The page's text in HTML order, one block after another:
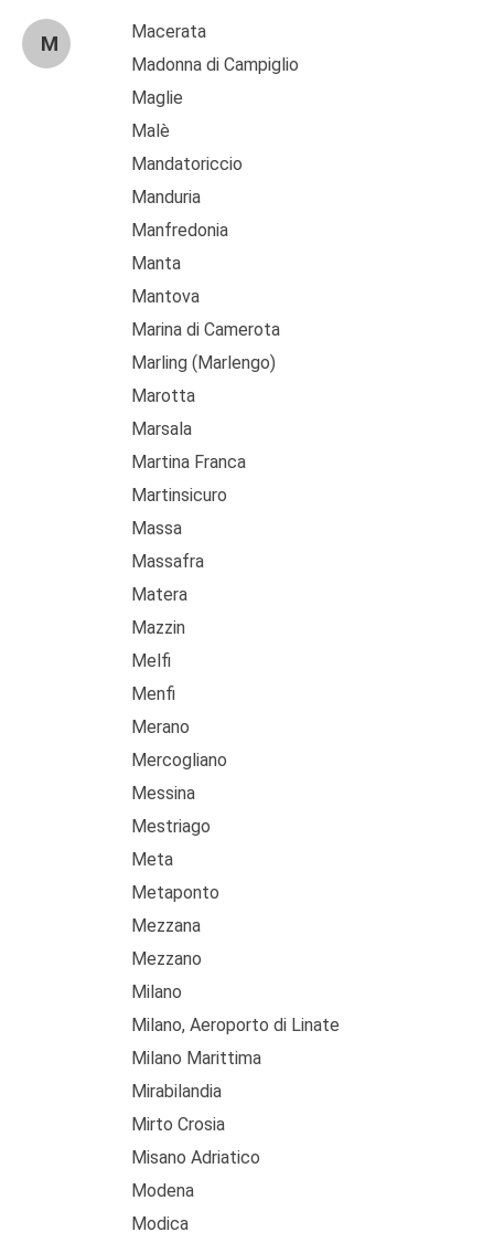
M
Macerata
Madonna di Campiglio
Maglie
Malè
Mandatoriccio
Manduria
Manfredonia
Manta
Mantova
Marina di Camerota
Marling (Marlengo)
Marotta
Marsala
Martina Franca
Martinsicuro
Massa
Massafra
Matera
Mazzin
Melfi
Menfi
Merano
Mercogliano
Messina
Mestriago
Meta
Metaponto
Mezzana
Mezzano
Milano
Milano, Aeroporto di Linate
Milano Marittima
Mirabilandia
Mirto Crosia
Misano Adriatico
Modena
Modica